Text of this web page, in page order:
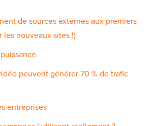
de sources externes aux premiers
les nouveaux sites !)
peuvent générer 70 % de trafic
entreprises